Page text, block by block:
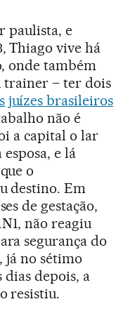
paulista, e
Thiago vive há
onde também
trainer – ter dois
juízes brasileiros
não é
a capital o lar
e lá
o
destino. Em
de gestação,
não reagiu
segurança do
já no sétimo
depois, a
resistiu.